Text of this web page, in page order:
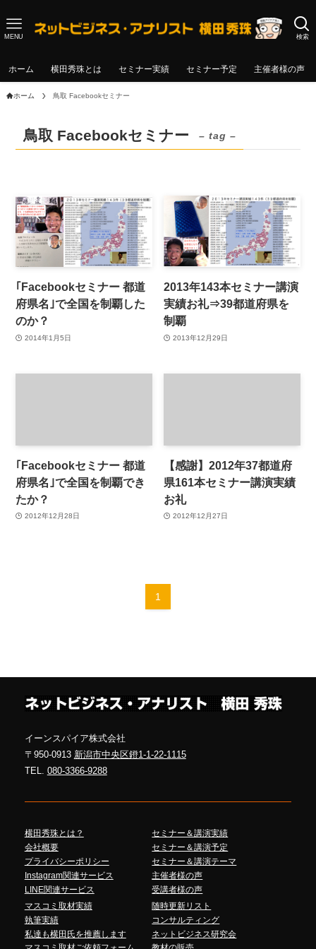
検索
MENU
ホーム 横田秀珠とは セミナー実績 セミナー予定 主催者様の声
ホーム 鳥取 Facebookセミナー
鳥取 Facebookセミナー – tag –
｢Facebookセミナー 都道
府県名｣で全国を制覇した
のか？
2014年1月5日
2013年143本セミナー講演
実績お礼⇒39都道府県を
制覇
2013年12月29日
｢Facebookセミナー 都道
府県名｣で全国を制覇でき
たか？
2012年12月28日
【感謝】2012年37都道府
県161本セミナー講演実績
お礼
2012年12月27日
1
イーンスパイア株式会社
〒950-0913 新潟市中央区鐙1-1-22-1115
TEL. 080-3366-9288
横田秀珠とは？
会社概要
プライバシーポリシー
Instagram関連サービス
LINE関連サービス
セミナー＆講演実績
セミナー＆講演予定
セミナー＆講演テーマ
主催者様の声
受講者様の声
マスコミ取材実績
執筆実績
私達も横田氏を推薦します
随時更新リスト
コンサルティング
ネットビジネス研究会